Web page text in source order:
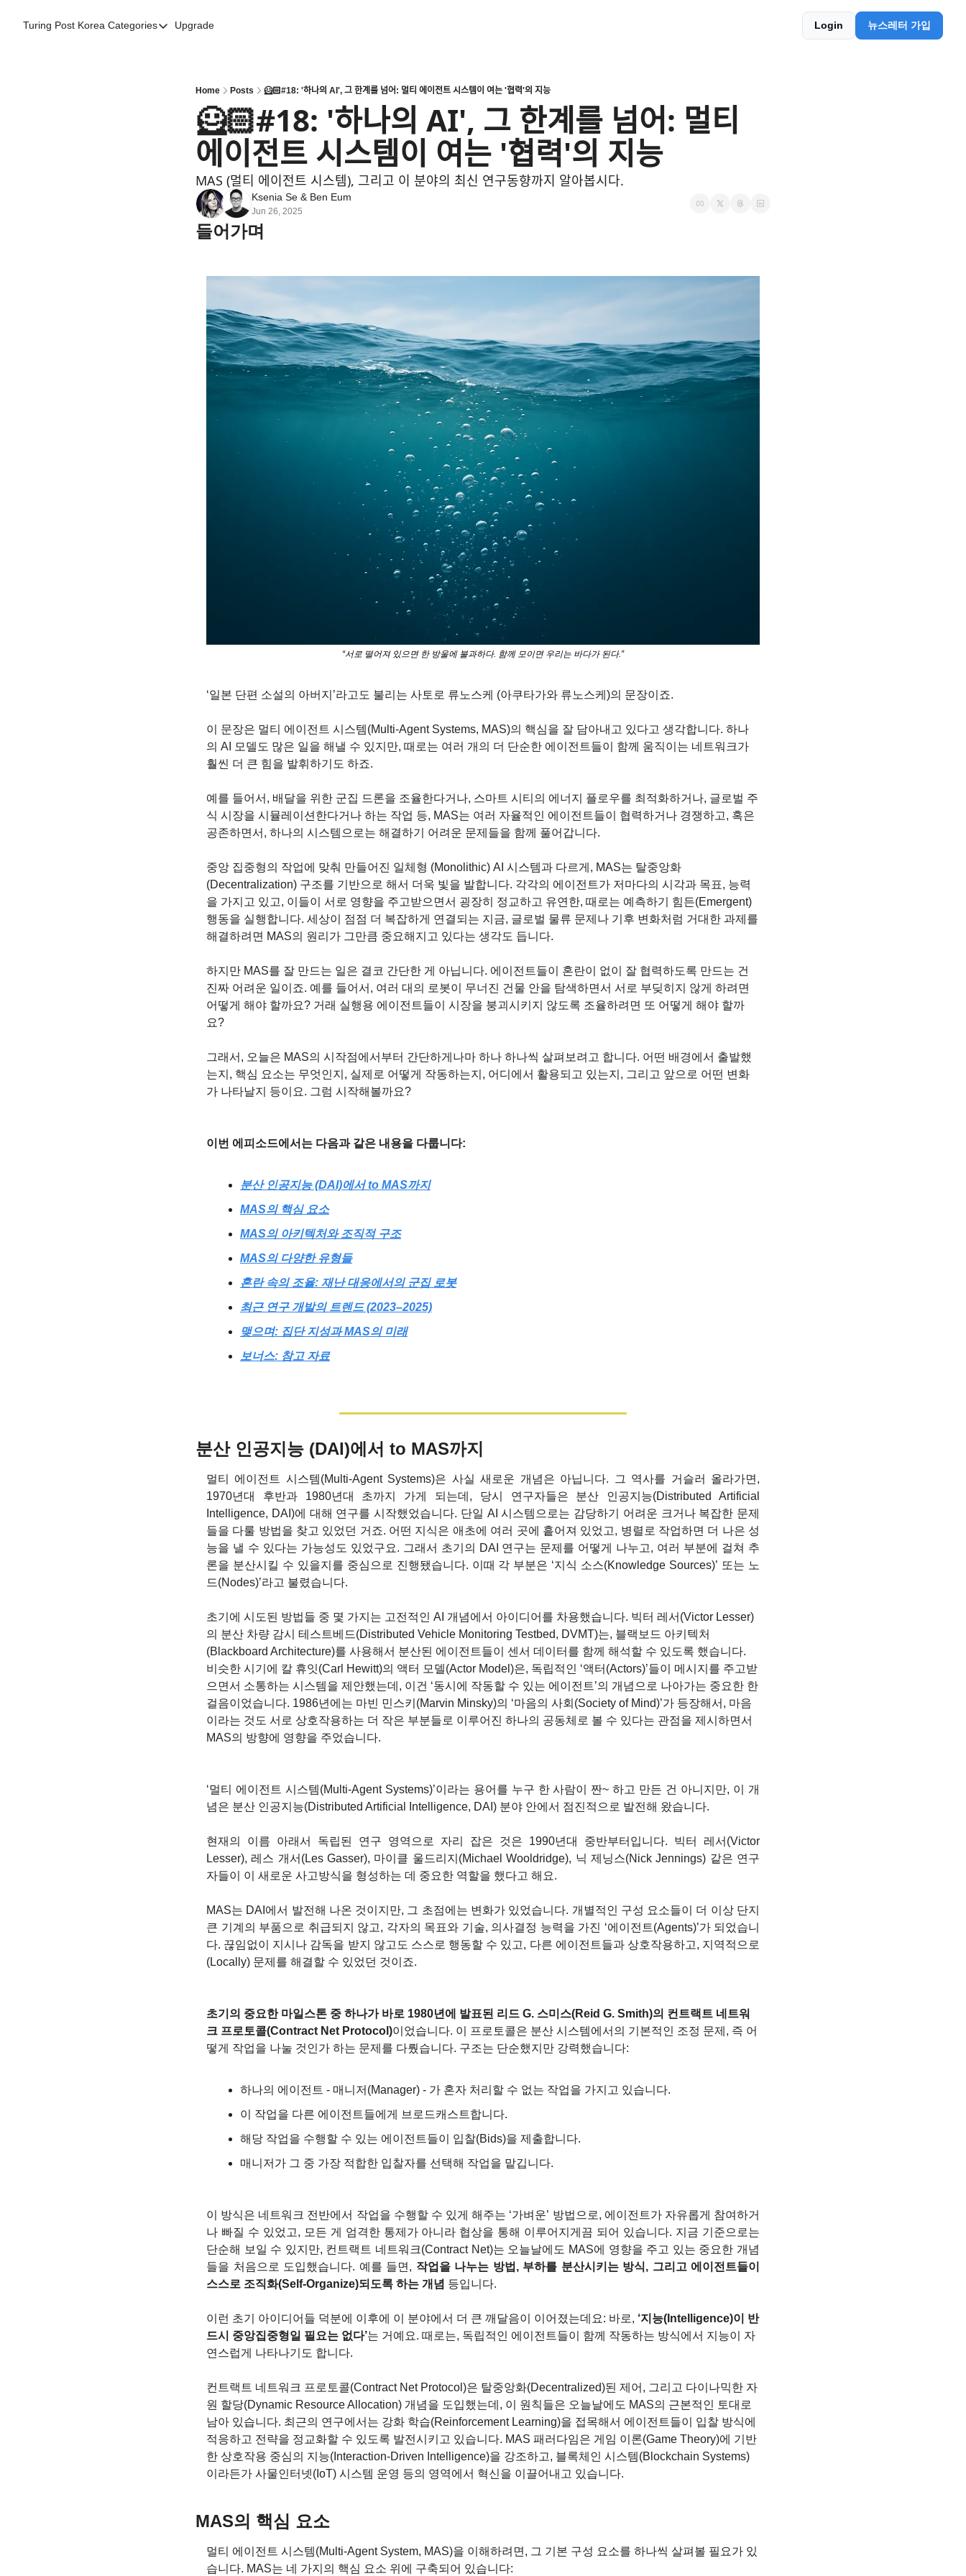
Turing Post Korea Categories
Categories
AI 에이전트
AI Infra Unicorns
Community Twist
"Froth on the Daydream"
GenAI Unicorns
Interviews with Innovators
Upgrade Login 뉴스레터 가입
Home Posts 🦸🏻#18: '하나의 AI', 그 한계를 넘어: 멀티 에이전트 시스템이 여는 '협력'의 지능
🦸🏻#18: '하나의 AI', 그 한계를 넘어: 멀티
에이전트 시스템이 여는 '협력'의 지능
MAS (멀티 에이전트 시스템), 그리고 이 분야의 최신 연구동향까지 알아봅시다.
Ksenia Se & Ben Eum
Jun 26, 2025
들어가며
“서로 떨어져 있으면 한 방울에 불과하다. 함께 모이면 우리는 바다가 된다.”
‘일본 단편 소설의 아버지’라고도 불리는 사토로 류노스케 (아쿠타가와 류노스케)의 문장이죠.
이 문장은 멀티 에이전트 시스템(Multi-Agent Systems, MAS)의 핵심을 잘 담아내고 있다고 생각합니다. 하나
의 AI 모델도 많은 일을 해낼 수 있지만, 때로는 여러 개의 더 단순한 에이전트들이 함께 움직이는 네트워크가
훨씬 더 큰 힘을 발휘하기도 하죠.
예를 들어서, 배달을 위한 군집 드론을 조율한다거나, 스마트 시티의 에너지 플로우를 최적화하거나, 글로벌 주
식 시장을 시뮬레이션한다거나 하는 작업 등, MAS는 여러 자율적인 에이전트들이 협력하거나 경쟁하고, 혹은
공존하면서, 하나의 시스템으로는 해결하기 어려운 문제들을 함께 풀어갑니다.
중앙 집중형의 작업에 맞춰 만들어진 일체형 (Monolithic) AI 시스템과 다르게, MAS는 탈중앙화
(Decentralization) 구조를 기반으로 해서 더욱 빛을 발합니다. 각각의 에이전트가 저마다의 시각과 목표, 능력
을 가지고 있고, 이들이 서로 영향을 주고받으면서 굉장히 정교하고 유연한, 때로는 예측하기 힘든(Emergent)
행동을 실행합니다. 세상이 점점 더 복잡하게 연결되는 지금, 글로벌 물류 문제나 기후 변화처럼 거대한 과제를
해결하려면 MAS의 원리가 그만큼 중요해지고 있다는 생각도 듭니다.
하지만 MAS를 잘 만드는 일은 결코 간단한 게 아닙니다. 에이전트들이 혼란이 없이 잘 협력하도록 만드는 건
진짜 어려운 일이죠. 예를 들어서, 여러 대의 로봇이 무너진 건물 안을 탐색하면서 서로 부딪히지 않게 하려면
어떻게 해야 할까요? 거래 실행용 에이전트들이 시장을 붕괴시키지 않도록 조율하려면 또 어떻게 해야 할까
요?
그래서, 오늘은 MAS의 시작점에서부터 간단하게나마 하나 하나씩 살펴보려고 합니다. 어떤 배경에서 출발했
는지, 핵심 요소는 무엇인지, 실제로 어떻게 작동하는지, 어디에서 활용되고 있는지, 그리고 앞으로 어떤 변화
가 나타날지 등이요. 그럼 시작해볼까요?
이번 에피소드에서는 다음과 같은 내용을 다룹니다:
분산 인공지능 (DAI)에서 to MAS까지
MAS의 핵심 요소
MAS의 아키텍처와 조직적 구조
MAS의 다양한 유형들
혼란 속의 조율: 재난 대응에서의 군집 로봇
최근 연구 개발의 트렌드 (2023–2025)
맺으며: 집단 지성과 MAS의 미래
보너스: 참고 자료
분산 인공지능 (DAI)에서 to MAS까지
멀티 에이전트 시스템(Multi-Agent Systems)은 사실 새로운 개념은 아닙니다. 그 역사를 거슬러 올라가면,
1970년대 후반과 1980년대 초까지 가게 되는데, 당시 연구자들은 분산 인공지능(Distributed Artificial
Intelligence, DAI)에 대해 연구를 시작했었습니다. 단일 AI 시스템으로는 감당하기 어려운 크거나 복잡한 문제
들을 다룰 방법을 찾고 있었던 거죠. 어떤 지식은 애초에 여러 곳에 흩어져 있었고, 병렬로 작업하면 더 나은 성
능을 낼 수 있다는 가능성도 있었구요. 그래서 초기의 DAI 연구는 문제를 어떻게 나누고, 여러 부분에 걸쳐 추
론을 분산시킬 수 있을지를 중심으로 진행됐습니다. 이때 각 부분은 ‘지식 소스(Knowledge Sources)’ 또는 노
드(Nodes)’라고 불렸습니다.
초기에 시도된 방법들 중 몇 가지는 고전적인 AI 개념에서 아이디어를 차용했습니다. 빅터 레서(Victor Lesser)
의 분산 차량 감시 테스트베드(Distributed Vehicle Monitoring Testbed, DVMT)는, 블랙보드 아키텍처
(Blackboard Architecture)를 사용해서 분산된 에이전트들이 센서 데이터를 함께 해석할 수 있도록 했습니다.
비슷한 시기에 칼 휴잇(Carl Hewitt)의 액터 모델(Actor Model)은, 독립적인 ‘액터(Actors)’들이 메시지를 주고받
으면서 소통하는 시스템을 제안했는데, 이건 ‘동시에 작동할 수 있는 에이전트’의 개념으로 나아가는 중요한 한
걸음이었습니다. 1986년에는 마빈 민스키(Marvin Minsky)의 ‘마음의 사회(Society of Mind)’가 등장해서, 마음
이라는 것도 서로 상호작용하는 더 작은 부분들로 이루어진 하나의 공동체로 볼 수 있다는 관점을 제시하면서
MAS의 방향에 영향을 주었습니다.
‘멀티 에이전트 시스템(Multi-Agent Systems)’이라는 용어를 누구 한 사람이 짠~ 하고 만든 건 아니지만, 이 개
념은 분산 인공지능(Distributed Artificial Intelligence, DAI) 분야 안에서 점진적으로 발전해 왔습니다.
현재의 이름 아래서 독립된 연구 영역으로 자리 잡은 것은 1990년대 중반부터입니다. 빅터 레서(Victor
Lesser), 레스 개서(Les Gasser), 마이클 울드리지(Michael Wooldridge), 닉 제닝스(Nick Jennings) 같은 연구
자들이 이 새로운 사고방식을 형성하는 데 중요한 역할을 했다고 해요.
MAS는 DAI에서 발전해 나온 것이지만, 그 초점에는 변화가 있었습니다. 개별적인 구성 요소들이 더 이상 단지
큰 기계의 부품으로 취급되지 않고, 각자의 목표와 기술, 의사결정 능력을 가진 ‘에이전트(Agents)’가 되었습니
다. 끊임없이 지시나 감독을 받지 않고도 스스로 행동할 수 있고, 다른 에이전트들과 상호작용하고, 지역적으로
(Locally) 문제를 해결할 수 있었던 것이죠.
초기의 중요한 마일스톤 중 하나가 바로 1980년에 발표된 리드 G. 스미스(Reid G. Smith)의 컨트랙트 네트워
크 프로토콜(Contract Net Protocol)이었습니다. 이 프로토콜은 분산 시스템에서의 기본적인 조정 문제, 즉 어
떻게 작업을 나눌 것인가 하는 문제를 다뤘습니다. 구조는 단순했지만 강력했습니다:
하나의 에이전트 - 매니저(Manager) - 가 혼자 처리할 수 없는 작업을 가지고 있습니다.
이 작업을 다른 에이전트들에게 브로드캐스트합니다.
해당 작업을 수행할 수 있는 에이전트들이 입찰(Bids)을 제출합니다.
매니저가 그 중 가장 적합한 입찰자를 선택해 작업을 맡깁니다.
이 방식은 네트워크 전반에서 작업을 수행할 수 있게 해주는 ‘가벼운’ 방법으로, 에이전트가 자유롭게 참여하거
나 빠질 수 있었고, 모든 게 엄격한 통제가 아니라 협상을 통해 이루어지게끔 되어 있습니다. 지금 기준으로는
단순해 보일 수 있지만, 컨트랙트 네트워크(Contract Net)는 오늘날에도 MAS에 영향을 주고 있는 중요한 개념
들을 처음으로 도입했습니다. 예를 들면, 작업을 나누는 방법, 부하를 분산시키는 방식, 그리고 에이전트들이
스스로 조직화(Self-Organize)되도록 하는 개념 등입니다.
이런 초기 아이디어들 덕분에 이후에 이 분야에서 더 큰 깨달음이 이어졌는데요: 바로, ‘지능(Intelligence)이 반
드시 중앙집중형일 필요는 없다’는 거예요. 때로는, 독립적인 에이전트들이 함께 작동하는 방식에서 지능이 자
연스럽게 나타나기도 합니다.
컨트랙트 네트워크 프로토콜(Contract Net Protocol)은 탈중앙화(Decentralized)된 제어, 그리고 다이나믹한 자
원 할당(Dynamic Resource Allocation) 개념을 도입했는데, 이 원칙들은 오늘날에도 MAS의 근본적인 토대로
남아 있습니다. 최근의 연구에서는 강화 학습(Reinforcement Learning)을 접목해서 에이전트들이 입찰 방식에
적응하고 전략을 정교화할 수 있도록 발전시키고 있습니다. MAS 패러다임은 게임 이론(Game Theory)에 기반
한 상호작용 중심의 지능(Interaction-Driven Intelligence)을 강조하고, 블록체인 시스템(Blockchain Systems)
이라든가 사물인터넷(IoT) 시스템 운영 등의 영역에서 혁신을 이끌어내고 있습니다.
MAS의 핵심 요소
멀티 에이전트 시스템(Multi-Agent System, MAS)을 이해하려면, 그 기본 구성 요소를 하나씩 살펴볼 필요가 있
습니다. MAS는 네 가지의 핵심 요소 위에 구축되어 있습니다: